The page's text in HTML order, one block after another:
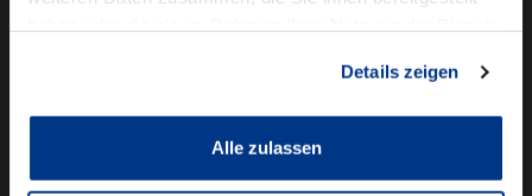
Details zeigen
Alle zulassen
Autowelt Schmidt
News & Events
Ausbildung